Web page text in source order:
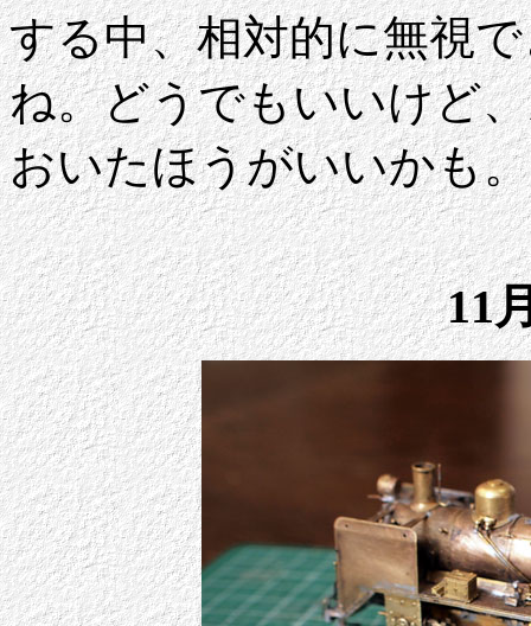
する中、相対的に無視
ね。どうでもいいけど
おいたほうがいいかも。
11